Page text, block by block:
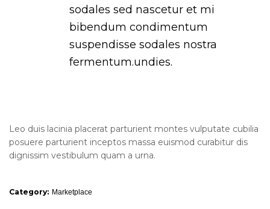
sodales sed nascetur et mi
bibendum condimentum
suspendisse sodales nostra
fermentum.undies.
Leo duis lacinia placerat parturient montes vulputate cubilia
posuere parturient inceptos massa euismod curabitur dis
dignissim vestibulum quam a urna.
Category: Marketplace